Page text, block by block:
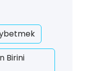
Birini